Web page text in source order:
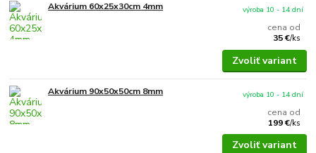
Akvárium 60x25x30cm 4mm
cena od
35 €/ks
výroba 10 - 14 dní
Zvoliť variant
Akvárium 90x50x50cm 8mm
cena od
199 €/ks
výroba 10 - 14 dní
Zvoliť variant